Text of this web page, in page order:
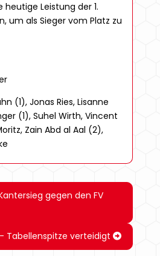
Leistung der 1.
um als Sieger vom Platz zu
(1), Jonas Ries, Lisanne
(1), Suhel Wirth, Vincent
Zain Abd al Aal (2),
gegen den FV
Tabellenspitze verteidigt